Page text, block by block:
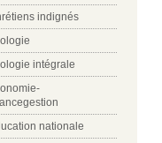
indignés
intégrale
nationale